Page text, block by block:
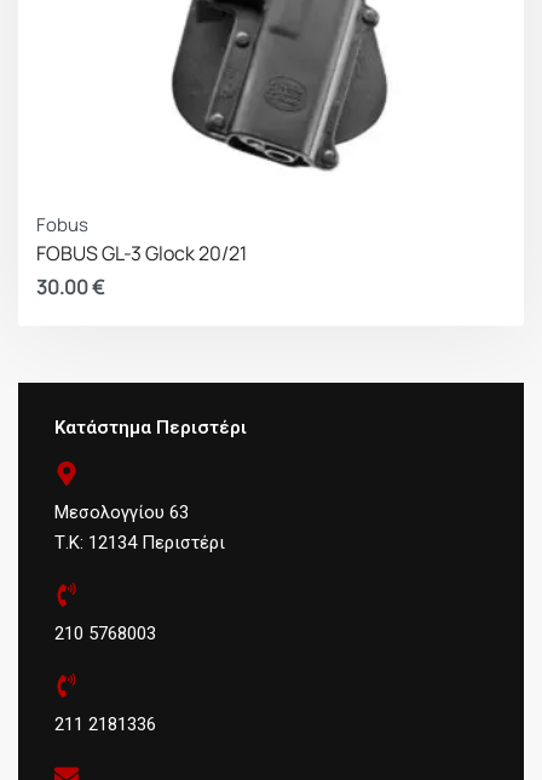
Fobus
FOBUS GL-3 Glock 20/21
30.00€
Κατάστημα Περιστέρι
Μεσολογγίου 63
Τ.Κ: 12134 Περιστέρι
210 5768003
211 2181336